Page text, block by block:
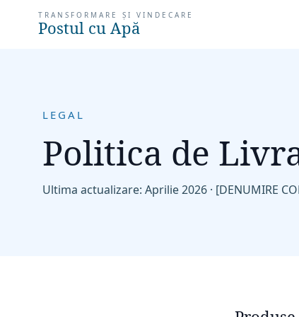
TRANSFORMARE ȘI VINDECARE
Postul cu Apă
LEGAL
Politica de
Ultima actualizare: Aprilie 2026 · [DENUMIRE